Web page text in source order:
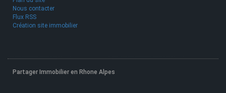
Nous contacter
Flux RSS
Création site immobilier
Partager Immobilier en Rhone Alpes